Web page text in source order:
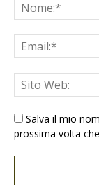
Salva il mio
prossima volta